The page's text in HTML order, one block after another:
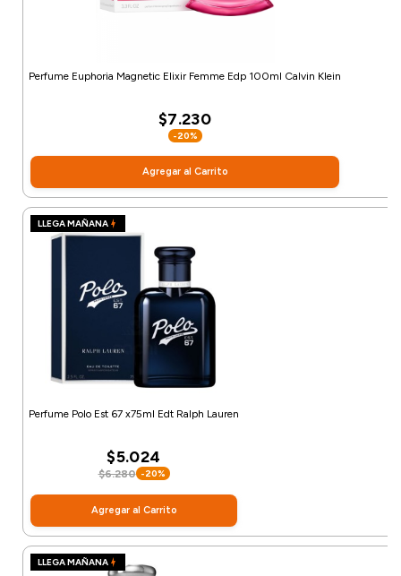
Perfume Euphoria Magnetic Elixir Femme Edp 100ml Calvin Klein
$7.230
-20%
Agregar al Carrito
LLEGA MAÑANA
Perfume Polo Est 67 x75ml Edt Ralph Lauren
$5.024
$6.280 -20%
Agregar al Carrito
LLEGA MAÑANA